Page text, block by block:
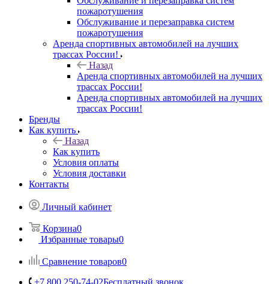
пожаротушения
Обслуживание и перезаправка систем
пожаротушения
Аренда спортивных автомобилей на лучших
трассах России!
Назад
Аренда спортивных автомобилей на лучших
трассах России!
Аренда спортивных автомобилей на лучших
трассах России!
Бренды
Как купить
Назад
Как купить
Условия оплаты
Условия доставки
Контакты
Личный кабинет
Корзина0
Избранные товары0
Сравнение товаров0
+7 800 250-74-02Бесплатный звонок